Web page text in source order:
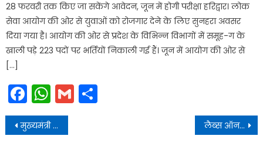
28 फरवरी तक किए जा सकेंगे आवेदन, जून में होगी परीक्षा हरिद्वार। लोक
सेवा आयोग की ओर से युवाओं को रोजगार देने के लिए सुनहरा अवसर
दिया गया है। आयोग की ओर से प्रदेश के विभिन्न विभागों में समूह-ग के
खाली पड़े 223 पदों पर भर्तियाें निकाली गई हैं। जून में आयोग की ओर से
[…]
Facebook
WhatsApp
Gmail
Post
navigation
मुख्यमंत्री ने प्रधानमंत्री से भेंट कर उन्हें तीसरी बार देश का प्रधानमंत्री बनने पर दी शुभकामनाएं। लैब्स ऑन व्हील्स’’ मोबाइल सांइस लैब प्रोजेक्ट चार जिलों में आरम्भ किया जाएगा-मुख्य सचिव